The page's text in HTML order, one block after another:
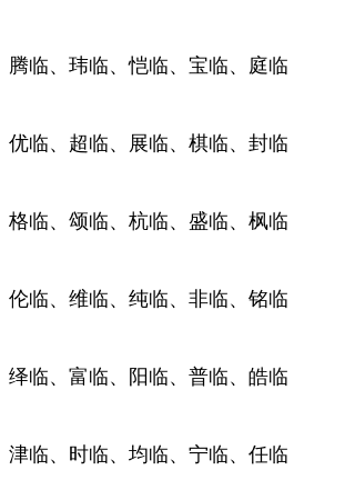
腾临、玮临、恺临、宝临、庭临
优临、超临、展临、棋临、封临
格临、颂临、杭临、盛临、枫临
伦临、维临、纯临、非临、铭临
绎临、富临、阳临、普临、皓临
津临、时临、均临、宁临、任临